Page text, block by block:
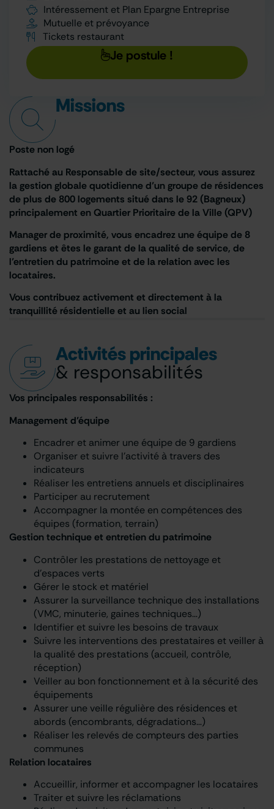
Missions
Poste non logé
Rattaché au Responsable de site/secteur, vous assurez
la gestion globale quotidienne d’un groupe de résidences
de plus de 800 logements situé dans le 92 (Bagneux)
principalement en Quartier Prioritaire de la Ville (QPV)
Manager de proximité, vous encadrez une équipe de 8
gardiens et êtes le garant de la qualité de service, de
l’entretien du patrimoine et de la relation avec les
locataires.
Vous contribuez activement et directement à la
tranquillité résidentielle et au lien social
Activités principales
& responsabilités
Vos principales responsabilités :
Management d’équipe
Encadrer et animer une équipe de 9 gardiens
Organiser et suivre l’activité à travers des
indicateurs
Réaliser les entretiens annuels et disciplinaires
Participer au recrutement
Accompagner la montée en compétences des
équipes (formation, terrain)
Gestion technique et entretien du patrimoine
Contrôler les prestations de nettoyage et
d’espaces verts
Gérer le stock et matériel
Assurer la surveillance technique des installations
(VMC, minuterie, gaines techniques…)
Identifier et suivre les besoins de travaux
Suivre les interventions des prestataires et veiller à
la qualité des prestations (accueil, contrôle,
réception)
Veiller au bon fonctionnement et à la sécurité des
équipements
Assurer une veille régulière des résidences et
abords (encombrants, dégradations…)
Réaliser les relevés de compteurs des parties
communes
Relation locataires
Accueillir, informer et accompagner les locataires
Traiter et suivre les réclamations
Intéressement et Plan Epargne Entreprise
Mutuelle et prévoyance
Tickets restaurant
Je postule !